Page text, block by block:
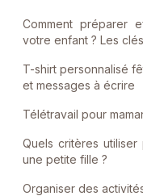
Comment préparer
votre enfant ? Les
T-shirt personnalisé
et messages à écrire
Télétravail pour
Quels critères
une petite fille ?
Organiser des